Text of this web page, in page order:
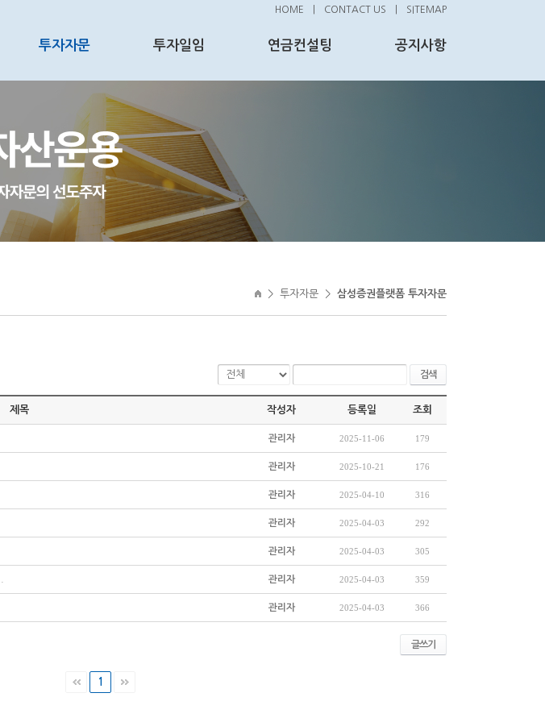
HOME CONTACT US SITEMAP
투자자문 투자일임 연금컨설팅 공지사항
> 투자자문 > 삼성증권플랫폼 투자자문
검색
제목 작성자 등록일 조회
관리자 2025-11-06 179
관리자 2025-10-21 176
관리자 2025-04-10 316
관리자 2025-04-03 292
관리자 2025-04-03 305
관리자 2025-04-03 359
관리자 2025-04-03 366
글쓰기
1